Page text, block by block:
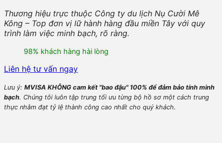
Thương hiệu trực thuộc Công ty du lịch Nụ Cười Mê
Kông – Top đơn vị lữ hành hàng đầu miền Tây với quy
trình làm việc minh bạch, rõ ràng.
98% khách hàng hài lòng
Liên hệ tư vấn ngay
Lưu ý: MVISA KHÔNG cam kết "bao đậu" 100% để đảm bảo tính minh
bạch. Chúng tôi luôn tập trung tối ưu từng bộ hồ sơ một cách trung
thực nhằm đạt tỷ lệ thành công cao nhất cho quý khách.